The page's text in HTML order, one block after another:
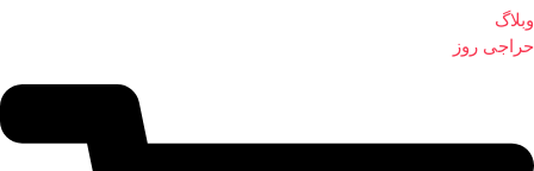
وبلاگ
حراجی روز